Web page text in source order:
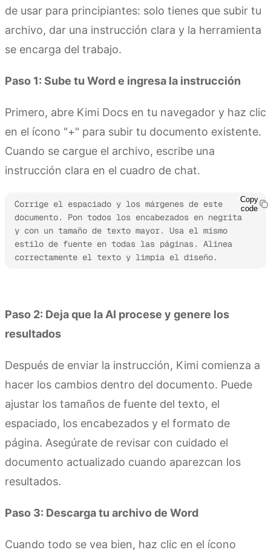
de usar para principiantes: solo tienes que subir tu
archivo, dar una instrucción clara y la herramienta
se encarga del trabajo.
Paso 1: Sube tu Word e ingresa la instrucción
Primero, abre Kimi Docs en tu navegador y haz clic
en el ícono "+" para subir tu documento existente.
Cuando se cargue el archivo, escribe una
instrucción clara en el cuadro de chat.
Corrige el espaciado y los márgenes de este
documento. Pon todos los encabezados en negrita
y con un tamaño de texto mayor. Usa el mismo
estilo de fuente en todas las páginas. Alinea
correctamente el texto y limpia el diseño.
Copy
code
Paso 2: Deja que la AI procese y genere los
resultados
Después de enviar la instrucción, Kimi comienza a
hacer los cambios dentro del documento. Puede
ajustar los tamaños de fuente del texto, el
espaciado, los encabezados y el formato de
página. Asegúrate de revisar con cuidado el
documento actualizado cuando aparezcan los
resultados.
Paso 3: Descarga tu archivo de Word
Cuando todo se vea bien, haz clic en el ícono